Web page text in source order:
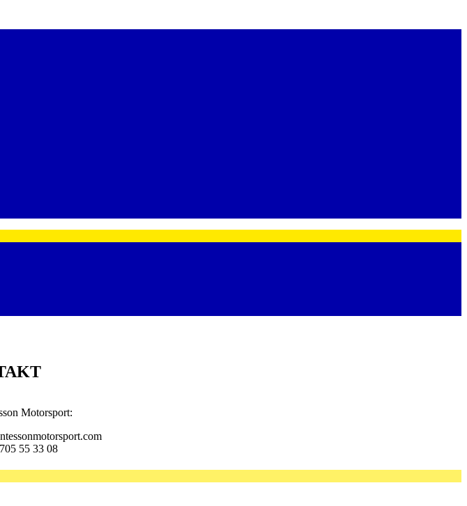
Motorsport:
55 33 08